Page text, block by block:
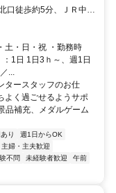
口徒歩約5分、ＪＲ中央
線 新井薬師前南口徒歩
土・日・祝 ・勤務時
1日 1日3ｈ～、週1日
...
タースタッフのお仕
よく過ごせるようサポ
品補充、メダルゲーム
り
週1日からOK
主婦・主夫歓迎
不問 未経験者歓迎
午前